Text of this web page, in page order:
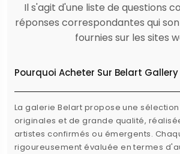
Il s'agit d'une liste de questions
réponses correspondantes qui
fournies sur les sites
Pourquoi Acheter Sur Belart Gallery
La galerie Belart propose une
originales et de grande qualité,
artistes confirmés ou émergents.
rigoureusement évaluée en termes